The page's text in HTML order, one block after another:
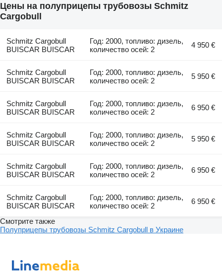
Цены на полуприцепы трубовозы Schmitz
Cargobull
Schmitz Cargobull
BUISCAR BUISCAR
Год: 2000, топливо: дизель,
количество осей: 2
4 950 €
Schmitz Cargobull
BUISCAR BUISCAR
Год: 2000, топливо: дизель,
количество осей: 2
5 950 €
Schmitz Cargobull
BUISCAR BUISCAR
Год: 2000, топливо: дизель,
количество осей: 2
6 950 €
Schmitz Cargobull
BUISCAR BUISCAR
Год: 2000, топливо: дизель,
количество осей: 2
5 950 €
Schmitz Cargobull
BUISCAR BUISCAR
Год: 2000, топливо: дизель,
количество осей: 2
6 950 €
Schmitz Cargobull
BUISCAR BUISCAR
Год: 2000, топливо: дизель,
количество осей: 2
6 950 €
Смотрите также
Полуприцепы трубовозы Schmitz Cargobull в Украине